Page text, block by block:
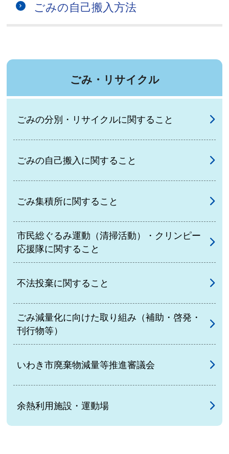
ごみの自己搬入方法
ごみ・リサイクル
ごみの分別・リサイクルに関すること
ごみの自己搬入に関すること
ごみ集積所に関すること
市民総ぐるみ運動（清掃活動）・クリンピー
応援隊に関すること
不法投棄に関すること
ごみ減量化に向けた取り組み（補助・啓発・
刊行物等）
いわき市廃棄物減量等推進審議会
余熱利用施設・運動場